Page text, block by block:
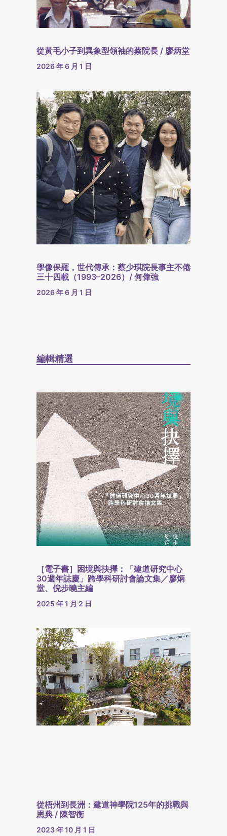
從黃毛小子到異象型領袖的蔡院長 / 廖炳堂
2026 年 6 月 1 日
學像保羅，世代傳承：蔡少琪院長事主不倦
三十四載（1993–2026）/ 何偉強
2026 年 6 月 1 日
編輯精選
［電子書］困境與抉擇：「建道研究中心
30週年誌慶」跨學科研討會論文集／廖炳
堂、倪步曉主編
2025 年 1 月 2 日
從梧州到長洲：建道神學院125年的挑戰與
恩典 / 陳智衡
2023 年 10 月 1 日